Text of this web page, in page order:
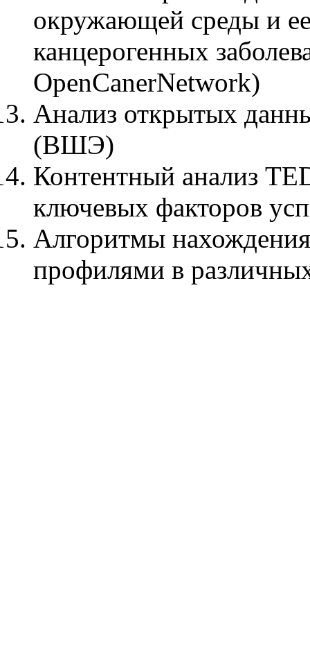
окружающей среды и
канцерогенных
OpenCanerNetwork)
Анализ открытых
(ВШЭ)
Контентный анализ
ключевых факторов
Алгоритмы
профилями в